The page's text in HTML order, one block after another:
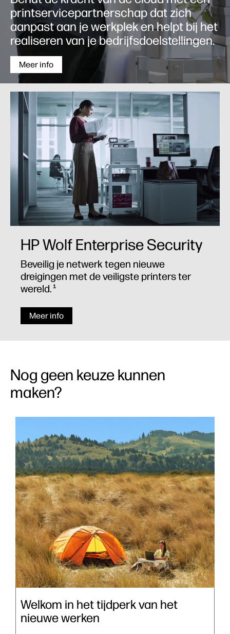
printservicepartnerschap dat zich
aanpast aan je werkplek en helpt bij het
realiseren van je bedrijfsdoelstellingen.
Meer info
HP Wolf Enterprise Security
Beveilig je netwerk tegen nieuwe
dreigingen met de veiligste printers ter
wereld. 1
Meer info
Nog geen keuze kunnen
maken?
Welkom in het tijdperk van het
nieuwe werken